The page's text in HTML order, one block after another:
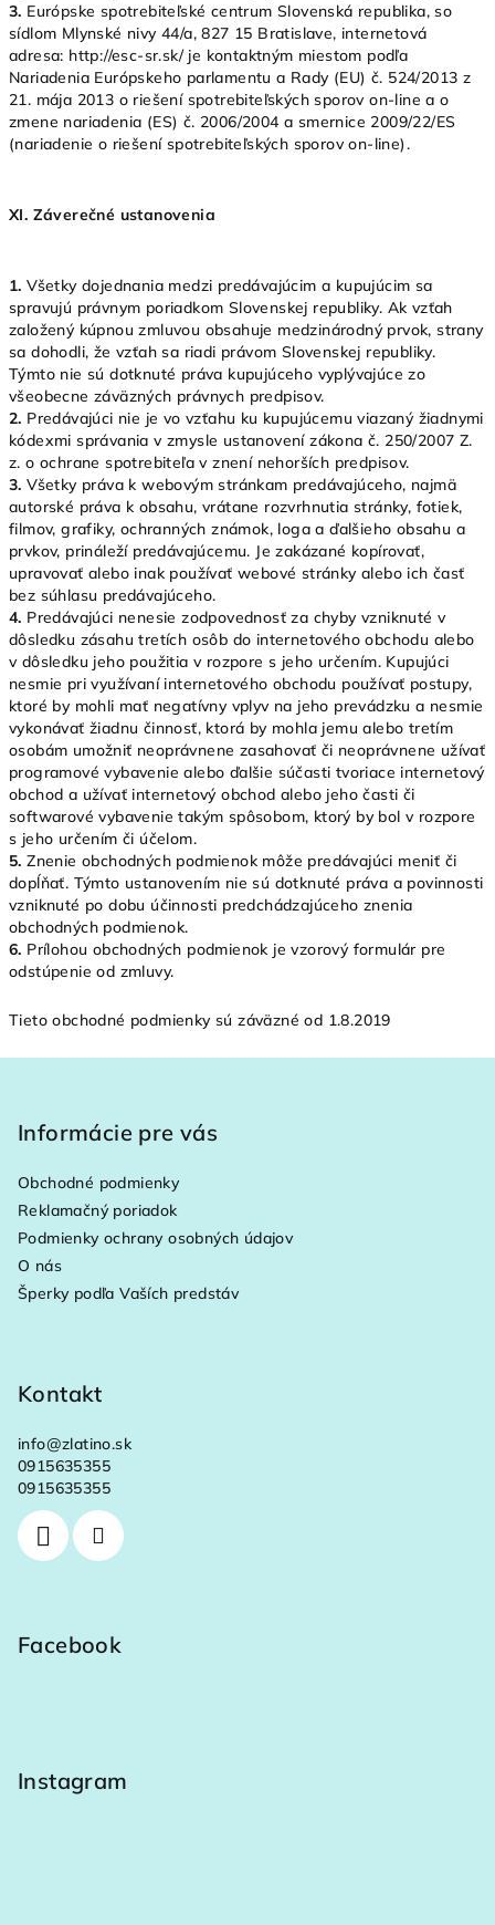
3. Európske spotrebiteľské centrum Slovenská republika, so
sídlom Mlynské nivy 44/a, 827 15 Bratislave, internetová
adresa: http://esc-sr.sk/ je kontaktným miestom podľa
Nariadenia Európskeho parlamentu a Rady (EU) č. 524/2013 z
21. mája 2013 o riešení spotrebiteľských sporov on-line a o
zmene nariadenia (ES) č. 2006/2004 a smernice 2009/22/ES
(nariadenie o riešení spotrebiteľských sporov on-line).
XI. Záverečné ustanovenia
1. Všetky dojednania medzi predávajúcim a kupujúcim sa
spravujú právnym poriadkom Slovenskej republiky. Ak vzťah
založený kúpnou zmluvou obsahuje medzinárodný prvok, strany
sa dohodli, že vzťah sa riadi právom Slovenskej republiky.
Týmto nie sú dotknuté práva kupujúceho vyplývajúce zo
všeobecne záväzných právnych predpisov.
2. Predávajúci nie je vo vzťahu ku kupujúcemu viazaný žiadnymi
kódexmi správania v zmysle ustanovení zákona č. 250/2007 Z.
z. o ochrane spotrebiteľa v znení nehorších predpisov.
3. Všetky práva k webovým stránkam predávajúceho, najmä
autorské práva k obsahu, vrátane rozvrhnutia stránky, fotiek,
filmov, grafiky, ochranných známok, loga a ďalšieho obsahu a
prvkov, prináleží predávajúcemu. Je zakázané kopírovať,
upravovať alebo inak používať webové stránky alebo ich časť
bez súhlasu predávajúceho.
4. Predávajúci nenesie zodpovednosť za chyby vzniknuté v
dôsledku zásahu tretích osôb do internetového obchodu alebo
v dôsledku jeho použitia v rozpore s jeho určením. Kupujúci
nesmie pri využívaní internetového obchodu používať postupy,
ktoré by mohli mať negatívny vplyv na jeho prevádzku a nesmie
vykonávať žiadnu činnosť, ktorá by mohla jemu alebo tretím
osobám umožniť neoprávnene zasahovať či neoprávnene užívať
programové vybavenie alebo ďalšie súčasti tvoriace internetový
obchod a užívať internetový obchod alebo jeho časti či
softwarové vybavenie takým spôsobom, ktorý by bol v rozpore
s jeho určením či účelom.
5. Znenie obchodných podmienok môže predávajúci meniť či
dopĺňať. Týmto ustanovením nie sú dotknuté práva a povinnosti
vzniknuté po dobu účinnosti predchádzajúceho znenia
obchodných podmienok.
6. Prílohou obchodných podmienok je vzorový formulár pre
odstúpenie od zmluvy.
Tieto obchodné podmienky sú záväzné od 1.8.2019
Informácie pre vás
Obchodné podmienky
Reklamačný poriadok
Podmienky ochrany osobných údajov
O nás
Šperky podľa Vaších predstáv
Kontakt
info@zlatino.sk
0915635355
0915635355
Facebook
Instagram